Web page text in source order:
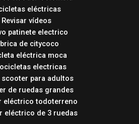
eléctricas
Revisar vídeos
patinete electrico
de citycoco
eléctrica moca
electricas
para adultos
de ruedas grandes
eléctrico todoterreno
eléctrico de 3 ruedas